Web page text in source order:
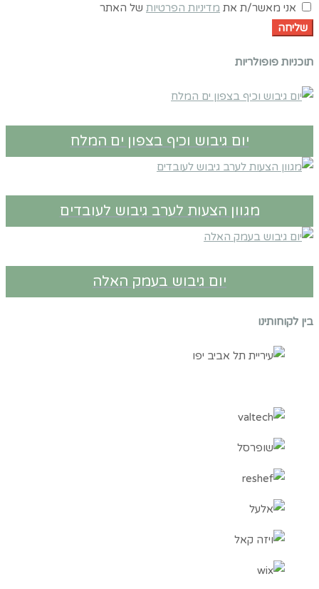
אני מאשר/ת את מדיניות הפרטיות של האתר
שליחה
תוכניות פופולריות
יום גיבוש וכיף בצפון ים המלח
מגוון הצעות לערב גיבוש לעובדים
יום גיבוש בעמק האלה
בין לקוחותינו